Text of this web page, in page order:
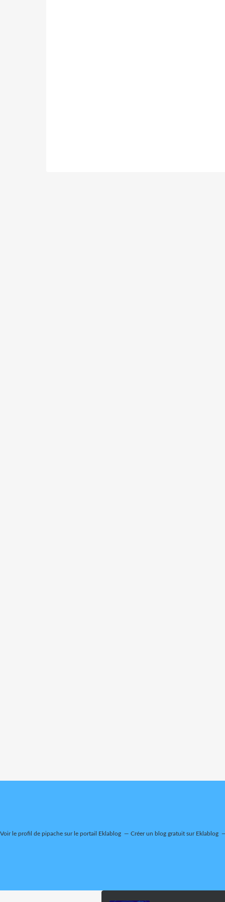
Voir le profil de pipache sur le portail Eklablog Créer un blog gratuit sur Eklablog